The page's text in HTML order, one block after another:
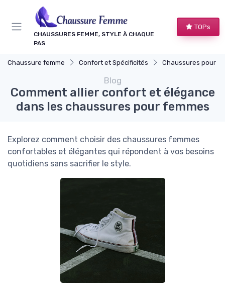
CHAUSSURES FEMME, STYLE À CHAQUE
PAS
TOPs
Chaussure femme Confort et Spécificités Chaussures pour Occasions
Blog
Comment allier confort et élégance
dans les chaussures pour femmes
Explorez comment choisir des chaussures femmes
confortables et élégantes qui répondent à vos besoins
quotidiens sans sacrifier le style.
Panneau de gestion des cookies